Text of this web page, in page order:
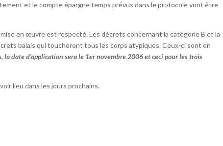
et le compte épargne temps prévus dans le protocole vont être
en œuvre est respecté. Les décrets concernant la catégorie B et la
balais qui toucheront tous les corps atypiques. Ceux-ci sont en
la date d’application sera le 1er novembre 2006 et ceci pour les trois
lieu dans les jours prochains.